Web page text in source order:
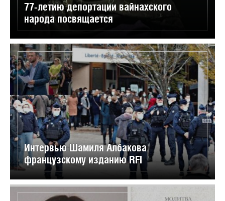
77-летию депортации вайнахского
народа посвящается
Интервью Шамиля Албакова
французскому изданию RFI